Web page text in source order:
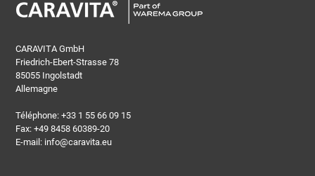
CARAVITA GmbH
Friedrich-Ebert-Strasse 78
85055 Ingolstadt
Allemagne
Téléphone:+33 1 55 66 09 15
Fax: +49 8458 60389-20
E-mail: info@caravita.eu